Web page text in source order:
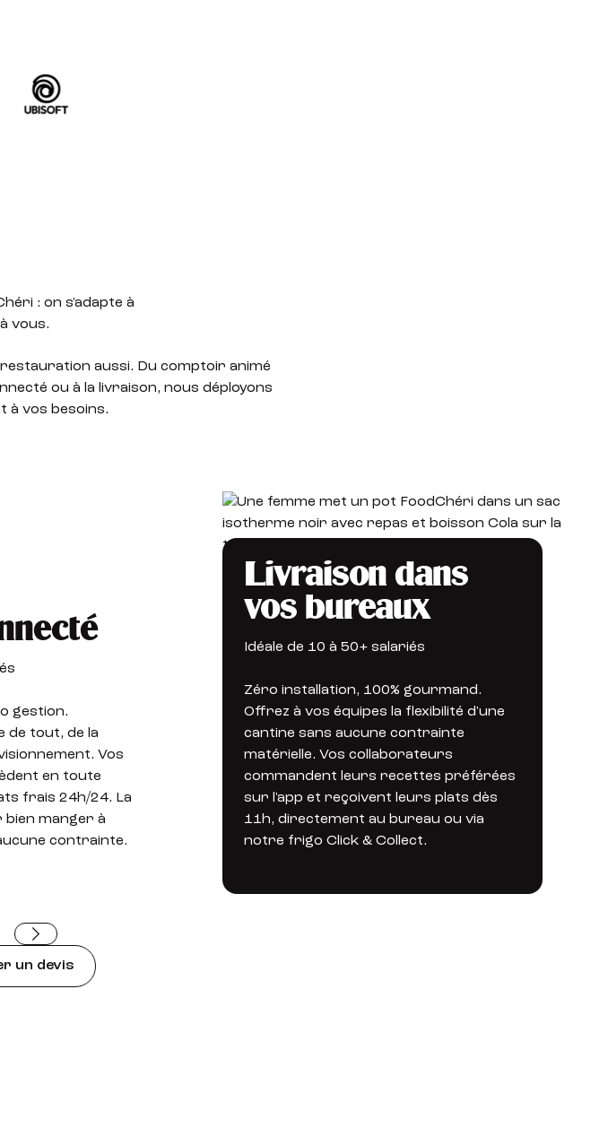
: on s'adapte à
vous.
aussi. Du comptoir animé
ou à la livraison, nous déployons
à vos besoins.
gestion.
de tout, de la
Vos
en toute
frais 24h/24. La
bien manger à
contrainte.
Livraison dans
vos bureaux
Idéale de 10 à 50+ salariés
Zéro installation, 100% gourmand.
Offrez à vos équipes la flexibilité d'une
cantine sans aucune contrainte
matérielle. Vos collaborateurs
commandent leurs recettes préférées
sur l'app et reçoivent leurs plats dès
11h, directement au bureau ou via
notre frigo Click & Collect.
un devis